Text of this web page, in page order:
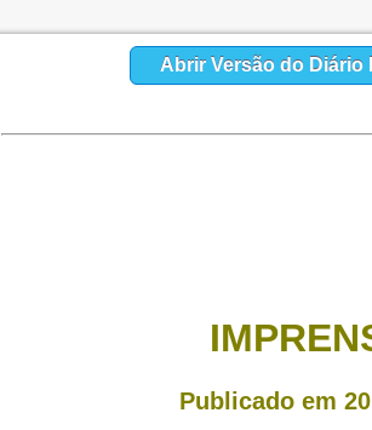
Abrir Versão do Diário
Publicado em